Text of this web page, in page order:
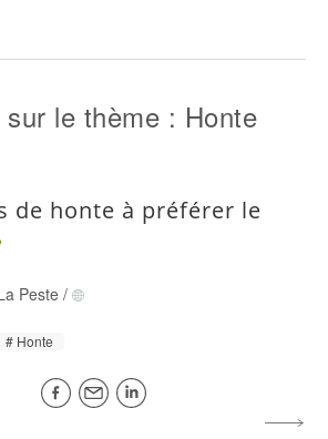
le thème : Honte
de honte à préférer le
Peste /
Honte